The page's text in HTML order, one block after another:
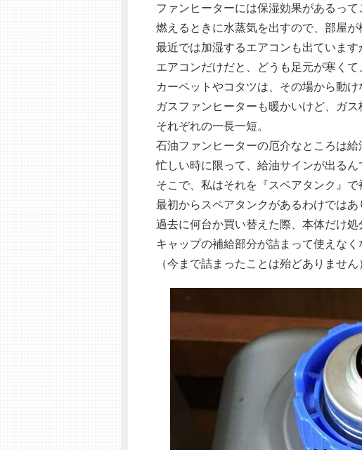
ファンヒーターには保湿効果があるって
燃えるときに水蒸気を出すので、部屋が
最近では加湿するエアコンも出ています
エアコンだけだと、どうも足元が寒くて
カーペットやコタツは、その場から動け
ガスファンヒーターも暖かいけど、ガス
それぞれの一長一短。
石油ファンヒーターの厄介なところは給
忙しい時に限って、給油サインが出るん
そこで、私はそれを『スペアタンク』で
最初からスペアタンクがあるわけではあ
過去に何台か買い替えた際、本体だけ処
キャップの補給部分が詰まって使えな
（今まで詰まったことは殆どありません